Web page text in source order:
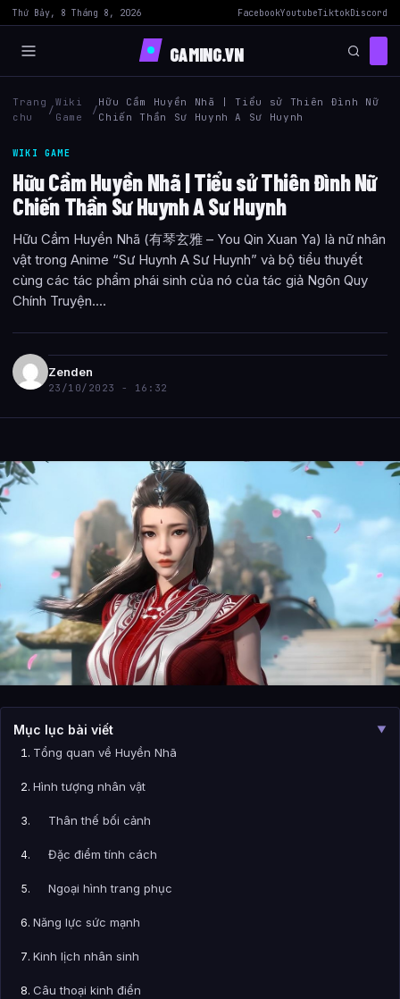
Thứ Bảy, 8 Tháng 8, 2026 FacebookYoutubeTiktokDiscord
GAMING.VN
Trang
chu
/
Wiki
Game
/
Hữu Cầm Huyền Nhã | Tiểu sử Thiên Đình Nữ
Chiến Thần Sư Huynh A Sư Huynh
WIKI GAME
Hữu Cầm Huyền Nhã | Tiểu sử Thiên Đình Nữ
Chiến Thần Sư Huynh A Sư Huynh
Hữu Cầm Huyền Nhã (有琴玄雅 – You Qin Xuan Ya) là nữ nhân
vật trong Anime “Sư Huynh A Sư Huynh” và bộ tiểu thuyết
cùng các tác phẩm phái sinh của nó của tác giả Ngôn Quy
Chính Truyện....
Zenden
23/10/2023 - 16:32
Mục lục bài viết ▼
Tổng quan về Huyền Nhã
Hình tượng nhân vật
Thân thế bối cảnh
Đặc điểm tính cách
Ngoại hình trang phục
Năng lực sức mạnh
Kinh lịch nhân sinh
Câu thoại kinh điển